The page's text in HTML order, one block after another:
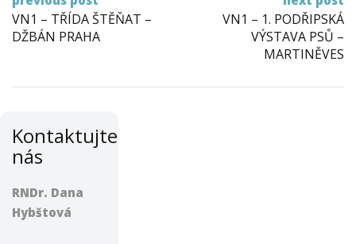
navigation
VN1 – TŘÍDA ŠTĚŇAT –
DŽBÁN PRAHA
VN1 – 1. PODŘIPSKÁ
VÝSTAVA PSŮ –
MARTINĚVES
Kontaktujte
nás
RNDr. Dana
Hybštová